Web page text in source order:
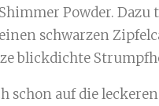
Powder. Dazu
schwarzen
blickdichte
schon auf die leckeren